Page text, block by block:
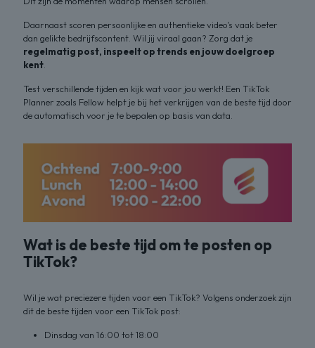
Daarnaast scoren persoonlijke en authentieke video's vaak beter
dan gelikte bedrijfscontent. Wil jij viraal gaan? Zorg dat je
regelmatig post, inspeelt op trends en jouw doelgroep
kent
Test verschillende tijden en kijk wat voor jou werkt! Een TikTok
Planner zoals Fellow helpt je bij het verkrijgen van de beste tijd door
de automatisch voor je te bepalen op basis van data.
Wat is de beste tijd om te posten op
TikTok?
Wil je wat preciezere tijden voor een TikTok? Volgens onderzoek zijn
dit de beste tijden voor een TikTok post:
Dinsdag van 16:00 tot 18:00